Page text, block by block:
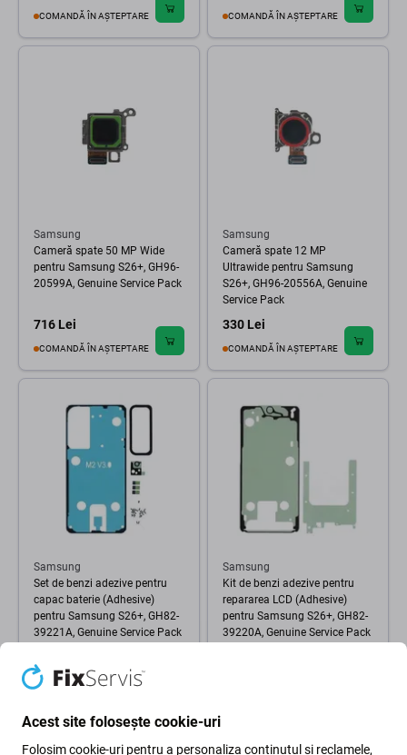
COMANDĂ ÎN AȘTEPTARE COMANDĂ ÎN AȘTEPTARE
Samsung
Cameră spate 50 MP Wide
pentru Samsung S26+, GH96-
20599A, Genuine Service Pack
716 Lei
COMANDĂ ÎN AȘTEPTARE
Samsung
Cameră spate 12 MP
Ultrawide pentru Samsung
S26+, GH96-20556A, Genuine
Service Pack
330 Lei
COMANDĂ ÎN AȘTEPTARE
Samsung
Set de benzi adezive pentru
capac baterie (Adhesive)
pentru Samsung S26+, GH82-
39221A, Genuine Service Pack
ÎN STOC 3 buc
Samsung
Kit de benzi adezive pentru
repararea LCD (Adhesive)
pentru Samsung S26+, GH82-
39220A, Genuine Service Pack
Acest site folosește cookie-uri
Folosim cookie-uri pentru a personaliza conținutul și reclamele,